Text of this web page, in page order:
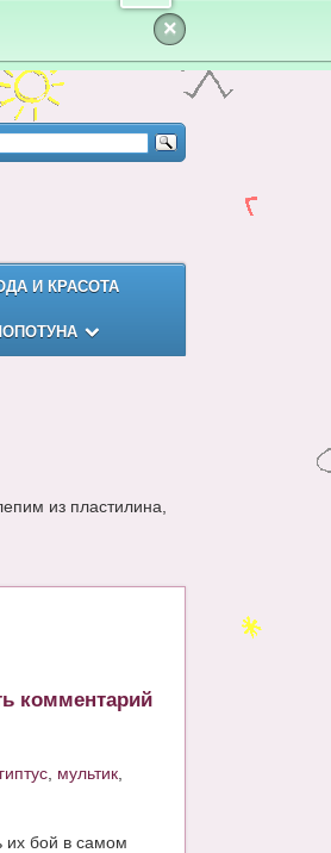
×
И КРАСОТА
из пластилина,
комментарий
мультик
их бой в самом